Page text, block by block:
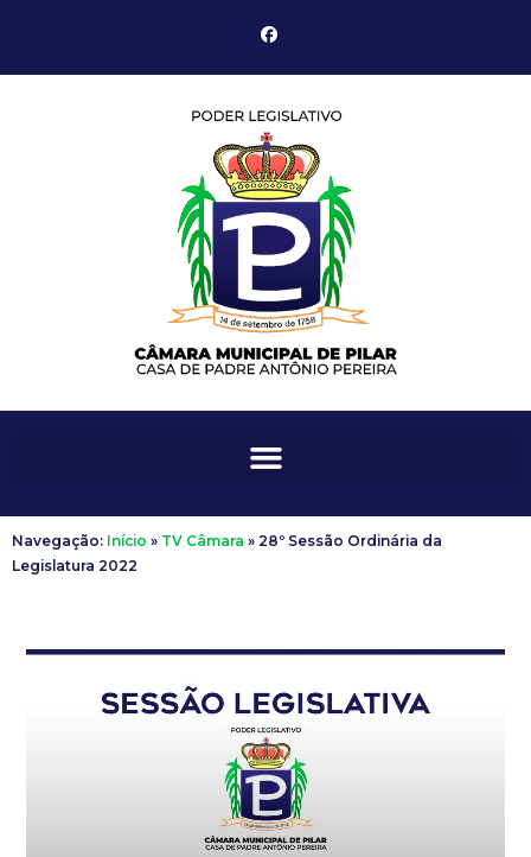
Navegação: Início » TV Câmara » 28º Sessão Ordinária da
Legislatura 2022